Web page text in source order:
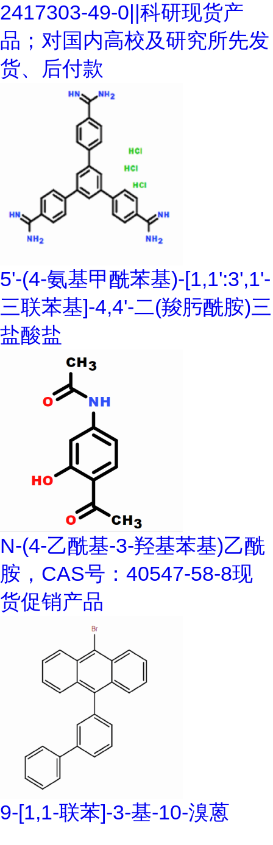
2417303-49-0||科研现货产
品；对国内高校及研究所先发
货、后付款
5'-(4-氨基甲酰苯基)-[1,1':3',1'-
三联苯基]-4,4'-二(羧肟酰胺)三
盐酸盐
N-(4-乙酰基-3-羟基苯基)乙酰
胺，CAS号：40547-58-8现
货促销产品
9-[1,1-联苯]-3-基-10-溴蒽